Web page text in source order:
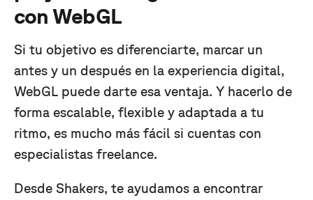
con WebGL
Si tu objetivo es diferenciarte, marcar un
antes y un después en la experiencia digital,
WebGL puede darte esa ventaja. Y hacerlo de
forma escalable, flexible y adaptada a tu
ritmo, es mucho más fácil si cuentas con
especialistas freelance.
Desde Shakers, te ayudamos a encontrar